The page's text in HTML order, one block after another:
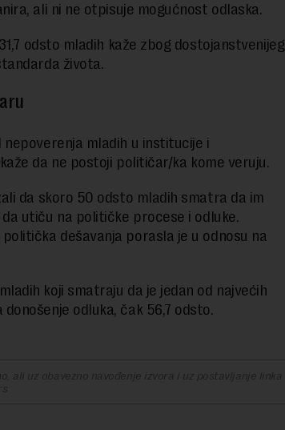
ali ni ne otpisuje mogućnost odlaska.
odsto mladih kaže zbog dostojanstvenijeg
života.
mladih u institucije i
da ne postoji političar/ka kome veruju.
da skoro 50 odsto mladih smatra da im
utiču na političke procese i odluke.
dešavanja porasla je u odnosu na
koji smatraju da je jedan od najvećih
odluka, čak 56,7 odsto.
ali uz obavezno navođenje izvora i uz postavljanje linka